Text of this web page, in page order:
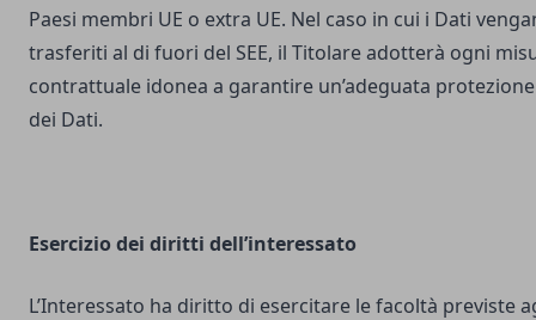
Paesi membri UE o extra UE. Nel caso in cui i Dati
trasferiti al di fuori del SEE, il Titolare adotterà ogni
contrattuale idonea a garantire un’adeguata protezione
dei Dati.
Esercizio dei diritti dell’interessato
L’Interessato ha diritto di esercitare le facoltà previste